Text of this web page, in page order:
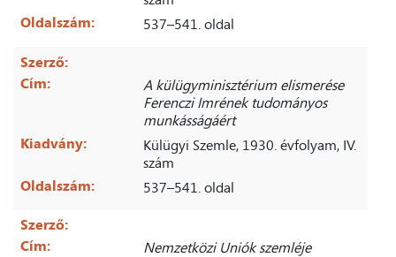
Oldalszám:
537–541. oldal
Szerző:
Cím:
A külügyminisztérium elismerése
Ferenczi Imrének tudományos
munkásságáért
Kiadvány:
Külügyi Szemle, 1930. évfolyam, IV.
szám
Oldalszám:
537–541. oldal
Szerző:
Cím:
Nemzetközi Uniók szemléje